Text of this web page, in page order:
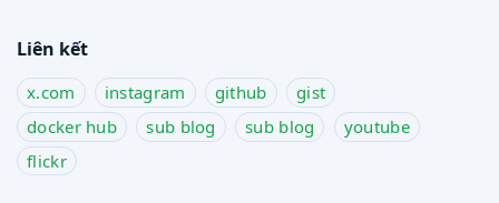
Liên kết
x.com instagram github
gist
docker hub
sub blog sub blog
youtube
flickr